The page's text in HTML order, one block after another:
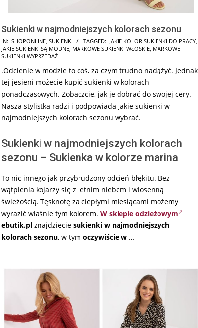
Sukienki w najmodniejszych kolorach sezonu
2026-
02-
IN: SHOPONLINE, SUKIENKI TAGGED: JAKIE KOLOR SUKIENKI DO PRACY,
JAKIE SUKIENKI SĄ MODNE, MARKOWE SUKIENKI WŁOSKIE, MARKOWE
SUKIENKI WYPRZEDAŻ
.Odcienie w modzie to coś, za czym trudno nadążyć. Jednak
tej jesieni możecie kupić sukienki w kolorach
ponadczasowych. Zobaczcie, jak je dobrać do swojej cery.
Nasza stylistka radzi i podpowiada jakie sukienki w
najmodniejszych kolorach sezonu wybrać.
Sukienki w najmodniejszych kolorach
sezonu – Sukienka w kolorze marina
To nic innego jak przybrudzony odcień błękitu. Bez
wątpienia kojarzy się z letnim niebem i wiosenną
świeżością. Tęsknotę za ciepłymi miesiącami możemy
wyrazić właśnie tym kolorem. W sklepie odzieżowym
ebutik.pl znajdziecie sukienki w najmodniejszych
kolorach sezonu, w tym oczywiście w …